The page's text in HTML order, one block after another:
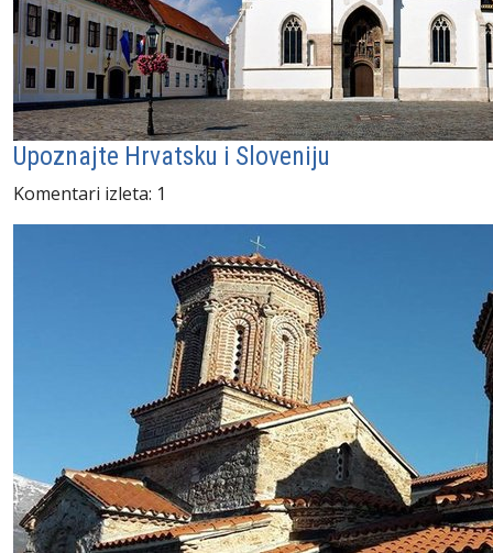
Upoznajte Hrvatsku i Sloveniju
Komentari izleta: 1